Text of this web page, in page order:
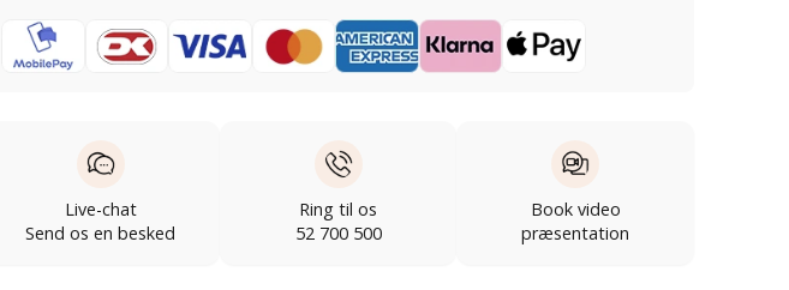
Live-chat
Send os en besked
Ring til os
52 700 500
Book video
præsentation